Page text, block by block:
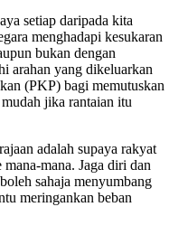
setiap daripada kita
menghadapi kesukaran
bukan dengan
arahan yang dikeluarkan
(PKP) bagi memutuskan
jika rantaian itu
adalah supaya rakyat
mana. Jaga diri dan
sahaja menyumbang
meringankan beban